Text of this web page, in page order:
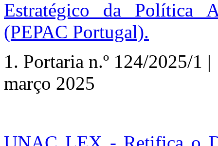
Estratégico da Política
(PEPAC Portugal).
1. Portaria n.º 124/2025/1 |
março 2025